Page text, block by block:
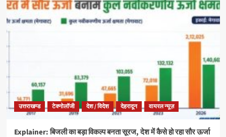
उत्तराखण्ड टेक्नोलॉजी देश / विदेश देहरादून वायरल न्यूज़
Explainer: बिजली का बड़ा विकल्प बनता सूरज, देश में कैसे हो रहा सौर ऊर्जा